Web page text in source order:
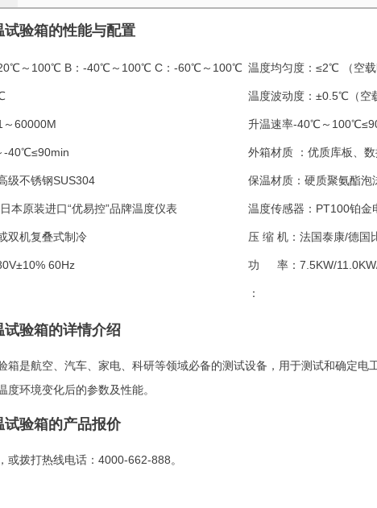
试验箱的性能与配置
～100℃ B：-40℃～100℃ C：-60℃～100℃ 温度均匀度： ≤2℃ （空载
温度波动度： ±0.5℃（空
～60000M 升温速率-40℃～
-40℃≤90min 外箱材质 ： 优质库板、
级不锈钢SUS304 保温材质： 硬质聚氨酯泡
日本原装进口“优易控”品牌温度仪表 温度传感器： PT100铂金
双机复叠式制冷 压 缩 机： 法国泰康/德国
60Hz 功 率： 7.5KW/
：
试验箱的详情介绍
箱是航空、汽车、家电、科研等领域必备的测试设备，用于测试和确定电
度环境变化后的参数及性能。
试验箱的产品报价
或拨打热线电话：4000-662-888。